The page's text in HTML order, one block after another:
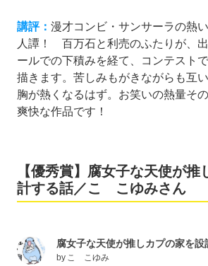
講評： 漫才コンビ・サンサーラの熱
人譚！ 百万石と利売のふたりが、
ールでの下積みを経て、コンテスト
描きます。苦しみもがきながらも互
胸が熱くなるはず。お笑いの熱量そ
爽快な作品です！
【優秀賞】腐女子な天使が推
計する話／こゝこゆみさん
腐女子な天使が推しカプの家を設
by こゝこゆみ